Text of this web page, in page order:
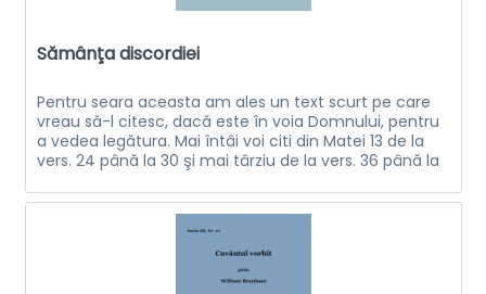
Sămânţa discordiei
Pentru seara aceasta am ales un text scurt pe care
vreau să-l citesc, dacă este în voia Domnului, pentru
a vedea legătura. Mai întâi voi citi din Matei 13 de la
vers. 24 până la 30 şi mai târziu de la vers. 36 până la